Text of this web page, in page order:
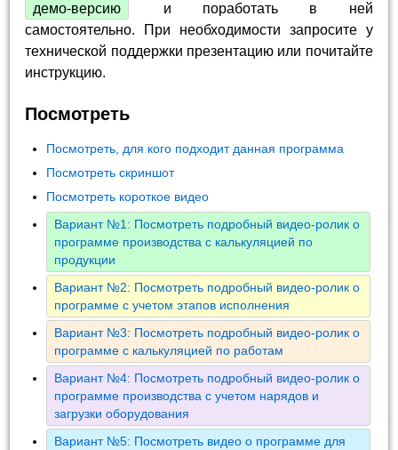
демо-версию
и поработать в ней
самостоятельно. При необходимости запросите у
технической поддержки презентацию или почитайте
инструкцию.
Посмотреть
Посмотреть, для кого подходит данная программа
Посмотреть скриншот
Посмотреть короткое видео
Вариант №1: Посмотреть подробный видео-ролик о
программе производства с калькуляцией по
продукции
Вариант №2: Посмотреть подробный видео-ролик о
программе с учетом этапов исполнения
Вариант №3: Посмотреть подробный видео-ролик о
программе с калькуляцией по работам
Вариант №4: Посмотреть подробный видео-ролик о
программе производства с учетом нарядов и
загрузки оборудования
Вариант №5: Посмотреть видео о программе для